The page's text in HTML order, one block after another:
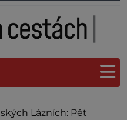
Lázních: Pět